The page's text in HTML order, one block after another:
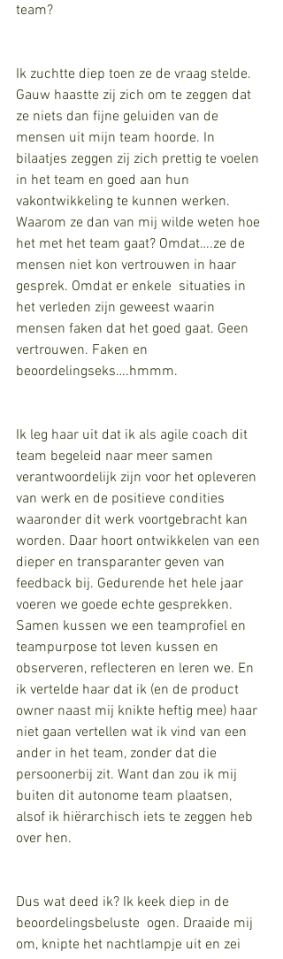
team?
Ik zuchtte diep toen ze de vraag stelde.
Gauw haastte zij zich om te zeggen dat
ze niets dan fijne geluiden van de
mensen uit mijn team hoorde. In
bilaatjes zeggen zij zich prettig te voelen
in het team en goed aan hun
vakontwikkeling te kunnen werken.
Waarom ze dan van mij wilde weten hoe
het met het team gaat? Omdat….ze de
mensen niet kon vertrouwen in haar
gesprek. Omdat er enkele  situaties in
het verleden zijn geweest waarin
mensen faken dat het goed gaat. Geen
vertrouwen. Faken en
beoordelingseks….hmmm.
Ik leg haar uit dat ik als agile coach dit
team begeleid naar meer samen
verantwoordelijk zijn voor het opleveren
van werk en de positieve condities
waaronder dit werk voortgebracht kan
worden. Daar hoort ontwikkelen van een
dieper en transparanter geven van
feedback bij. Gedurende het hele jaar
voeren we goede echte gesprekken.
Samen kussen we een teamprofiel en
teampurpose tot leven kussen en
observeren, reflecteren en leren we. En
ik vertelde haar dat ik (en de product
owner naast mij knikte heftig mee) haar
niet gaan vertellen wat ik vind van een
ander in het team, zonder dat die
persoonerbij zit. Want dan zou ik mij
buiten dit autonome team plaatsen,
alsof ik hiërarchisch iets te zeggen heb
over hen.
Dus wat deed ik? Ik keek diep in de
beoordelingsbeluste  ogen. Draaide mij
om, knipte het nachtlampje uit en zei